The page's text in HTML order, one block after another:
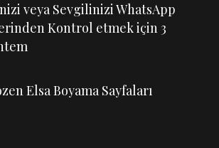
veya Sevgilinizi WhatsApp
Kontrol etmek için 3
Elsa Boyama Sayfaları